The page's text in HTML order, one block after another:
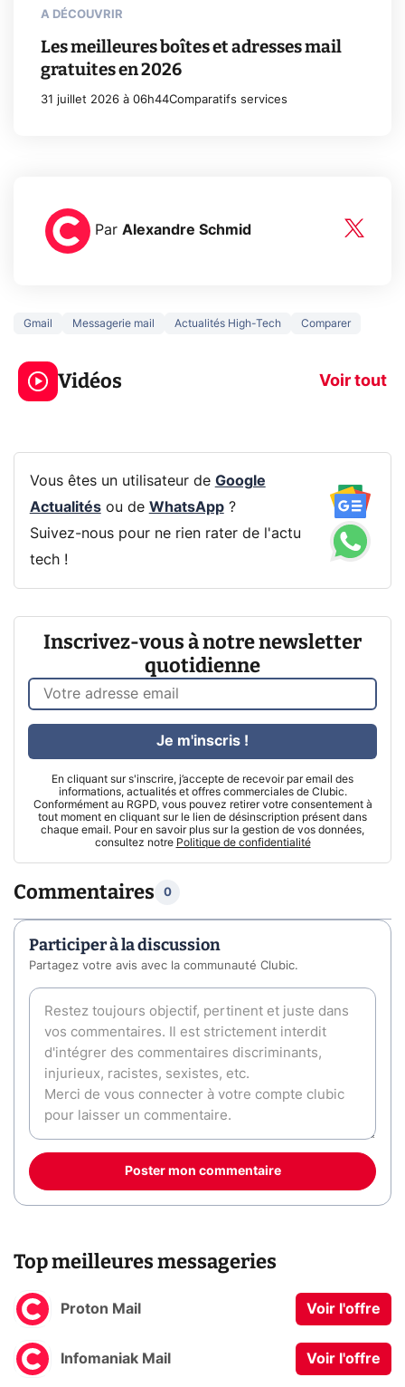
A DÉCOUVRIR
Les meilleures boîtes et adresses mail
gratuites en 2026
31 juillet 2026 à 06h44Comparatifs services
Par Alexandre Schmid
Gmail Messagerie mail Actualités High-Tech Comparer
Vidéos Voir tout
3 écrans en 1 pour
319€ ? Voici L'AOC
CQ32G4ZA !
5
prochaine
Vous êtes un utilisateur de Google
Actualitésou de WhatsApp?
Suivez-nous pour ne rien rater de l'actu
tech !
Inscrivez-vous à notre newsletter
quotidienne
En cliquant sur s'inscrire, j’accepte de recevoir par email des
informations, actualités et offres commerciales de Clubic.
Conformément au RGPD, vous pouvez retirer votre consentement à
tout moment en cliquant sur le lien de désinscription présent dans
chaque email. Pour en savoir plus sur la gestion de vos données,
consultez notre Politique de confidentialité
Je m'inscris !
Commentaires 0
Participer à la discussion
Partagez votre avis avec la communauté Clubic.
Poster mon commentaire
Top meilleures messageries
Proton Mail Voir l'offre
Infomaniak Mail Voir l'offre